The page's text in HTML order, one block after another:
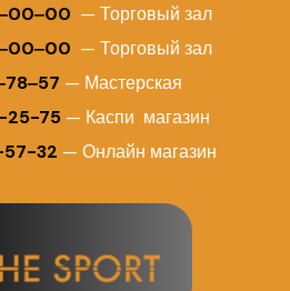
— Торговый зал
— Торговый зал
— Мастерская
25-75— Каспи магазин
57-32 — Онлайн магазин